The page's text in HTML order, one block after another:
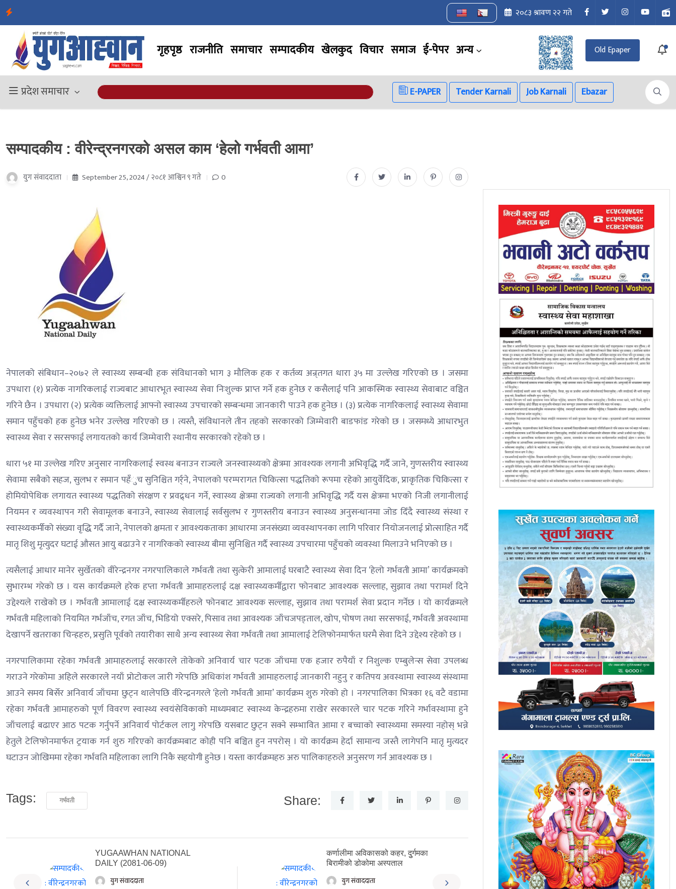
२०८३ श्रावण २२ गते
गृहपृष्ठ राजनीति समाचार सम्पादकीय खेलकुद विचार समाज ई-पेपर अन्य Old Epaper
प्रदेश समाचार E-PAPER Tender Karnali Job Karnali Ebazar
सम्पादकीय : वीरेन्द्रनगरको असल काम ‘हेलो गर्भवती आमा’
युग संवाददाता September 25, 2024 / २०८१ आश्विन ९ गते 0
नेपालको संबिधान–२०७२ ले स्वास्थ्य सम्बन्धी हक संविधानको भाग ३ मौलिक हक र कर्तव्य अन्र्तगत धारा ३५ मा उल्लेख गरिएको छ । जसमा
उपधारा (१) प्रत्येक नागरिकलाई राज्यबाट आधारभूत स्वास्थ्य सेवा निःशुल्क प्राप्त गर्ने हक हुनेछ र कसैलाई पनि आकस्मिक स्वास्थ्य सेवाबाट वञ्चित
गरिने छैन । उपधारा (२) प्रत्येक व्यक्तिलाई आफ्नो स्वास्थ्य उपचारको सम्बन्धमा जानकारी पाउने हक हुनेछ । (३) प्रत्येक नागरिकलाई स्वास्थ्य सेवामा
समान पहुँचको हक हुनेछ भनेर उल्लेख गरिएको छ । त्यस्तै, संविधानले तीन तहको सरकारको जिम्मेवारी बाडफांड गरेको छ । जसमध्ये आधारभुत
स्वास्थ्य सेवा र सरसफाई लगायतको कार्य जिम्मेवारी स्थानीय सरकारको रहेको छ ।
धारा ५१ मा उल्लेख गरिए अनुसार नागरिकलाई स्वस्थ बनाउन राज्यले जनस्वास्थ्यको क्षेत्रमा आवश्यक लगानी अभिवृद्धि गर्दै जाने, गुणस्तरीय स्वास्थ्य
सेवामा सबैको सहज, सुलभ र समान पहँुच सुनिश्चित गर्र्ने, नेपालको परम्परागत चिकित्सा पद्धतिको रूपमा रहेको आयुर्वेदिक, प्राकृतिक चिकित्सा र
होमियोपेथिक लगायत स्वास्थ्य पद्धतिको संरक्षण र प्रवद्र्धन गर्ने, स्वास्थ्य क्षेत्रमा राज्यको लगानी अभिवृद्धि गर्दै यस क्षेत्रमा भएको निजी लगानीलाई
नियमन र व्यवस्थापन गरी सेवामूलक बनाउने, स्वास्थ्य सेवालाई सर्वसुलभ र गुणस्तरीय बनाउन स्वास्थ्य अनुसन्धानमा जोड दिँदै स्वास्थ्य संस्था र
स्वास्थ्यकर्मीको संख्या वृद्धि गर्दै जाने, नेपालको क्षमता र आवश्यकताका आधारमा जनसंख्या व्यवस्थापनका लागि परिवार नियोजनलाई प्रोत्साहित गर्दै
मातृ शिशु मृत्युदर घटाई औसत आयु बढाउने र नागरिकको स्वास्थ्य बीमा सुनिश्चित गर्दै स्वास्थ्य उपचारमा पहुँचको व्यवस्था मिलाउने भनिएको छ ।
त्यसैलाई आधार मानेर सुर्खेतको वीरेन्द्रनगर नगरपालिकाले गर्भवती तथा सुत्केरी आमालाई घरबाटै स्वास्थ्य सेवा दिन ‘हेलो गर्भवती आमा’ कार्यक्रमको
सुभारम्भ गरेको छ । यस कार्यक्रमले हरेक हप्ता गर्भवती आमाहरुलाई दक्ष स्वास्थ्यकर्मीद्वारा फोनबाट आवश्यक सल्लाह, सुझाव तथा परामर्श दिने
उद्देश्यले राखेको छ । गर्भवती आमालाई दक्ष स्वास्थ्यकर्मीहरुले फोनबाट आवश्यक सल्लाह, सुझाव तथा परामर्श सेवा प्रदान गर्नेछ । यो कार्यक्रमले
गर्भवती महिलाको नियमित गर्भजाँच, रगत जाँच, भिडियो एक्सरे, पिसाव तथा आवश्यक जाँचजपड्ताल, खोप, पोषण तथा सरसफाई, गर्भवती अवस्थामा
देखापर्ने खतराका चिन्हहरु, प्रसुति पूर्वको तयारीका साथै अन्य स्वास्थ्य सेवा गर्भवती तथा आमालाई टेलिफोनमार्फत घरमै सेवा दिने उद्देश्य रहेको छ ।
नगरपालिकामा रहेका गर्भवती आमाहरुलाई सरकारले तोकेको अनिवार्य चार पटक जाँचमा एक हजार रुपैयाँ र निशुल्क एम्बुलेन्स सेवा उपलब्ध
गराउने गरेकोमा अहिले सरकारले नयाँ प्रोटोकल जारी गरेपछि अधिकांश गर्भवती आमाहरुलाई जानकारी नहुनु र कतिपय अवस्थामा स्वास्थ्य संस्थामा
आउने समय बिर्सेर अनिवार्य जाँचमा छुट्न थालेपछि वीरेन्द्रनगरले ‘हेलो गर्भवती आमा’ कार्यक्रम शुरु गरेको हो । नगरपालिका भित्रका १६ वटै वडामा
रहेका गर्भवती आमाहरुको पूर्ण विवरण स्वास्थ्य स्वयंसेविकाको माध्यमबाट स्वास्थ्य केन्द्रहरुमा राखेर सरकारले चार पटक गरिने गर्भावस्थामा हुने
जाँचलाई बढाएर आठ पटक गर्नुपर्ने अनिवार्य पोर्टकल लागु गरेपछि यसबाट छुट्न सक्ने सम्भावित आमा र बच्चाको स्वास्थ्यमा समस्या नहोस् भन्ने
हेतुले टेलिफोनमार्फत ट्रयाक गर्न शुरु गरिएको कार्यक्रमबाट कोही पनि बञ्चित हुन नपरोस् । यो कार्यक्रम हेर्दा सामान्य जस्तै लागेपनि मातृ मुत्यदर
घटाउन जोखिममा रहेका गर्भवति महिलाका लागि निकै सहयोगी हुनेछ । यस्ता कार्यक्रमहरु अरु पालिकाहरुले अनुसरण गर्न आवश्यक छ ।
Tags: गर्भवती Share:
YUGAAWHAN NATIONAL
DAILY (2081-06-09)
युग संवाददाता
कर्णालीमा अविकासको कहर, दुुर्गमका
बिरामीको डोकोमा अस्पताल
युग संवाददाता